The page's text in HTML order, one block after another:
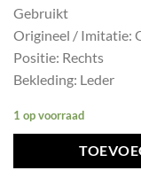
Gebruikt
Origineel / Imitatie:
Positie: Rechts
Bekleding: Leder
1 op voorraad